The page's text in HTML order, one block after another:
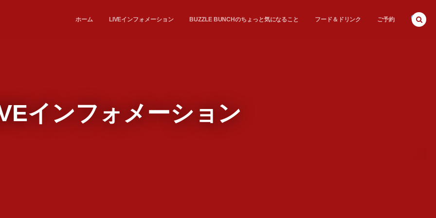
ホーム LIVEインフォメーション BUZZLE BUNCHのちょっと気になること フード＆ドリンク ご予約
インフォメーション